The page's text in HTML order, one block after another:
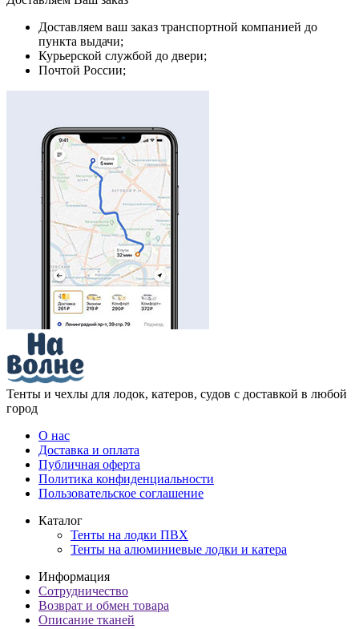
Доставляем ваш заказ транспортной компанией до
пункта выдачи;
Курьерской службой до двери;
Почтой России;
Тенты и чехлы для лодок, катеров, судов с доставкой в любой
город
О нас
Доставка и оплата
Публичная оферта
Политика конфиденциальности
Пользовательское соглашение
Каталог
Тенты на лодки ПВХ
Тенты на алюминиевые лодки и катера
Информация
Сотрудничество
Возврат и обмен товара
Описание тканей